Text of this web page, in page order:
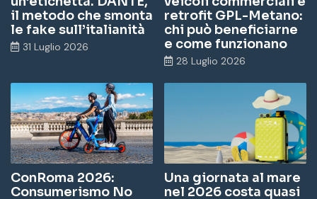
il metodo che smonta
le fake sull’italianità
31 Luglio 2026
retrofit GPL-Metano:
chi può beneficiarne
e come funzionano
28 Luglio 2026
ConRoma 2026:
Consumerismo No
Una giornata al mare
nel 2026 costa quasi